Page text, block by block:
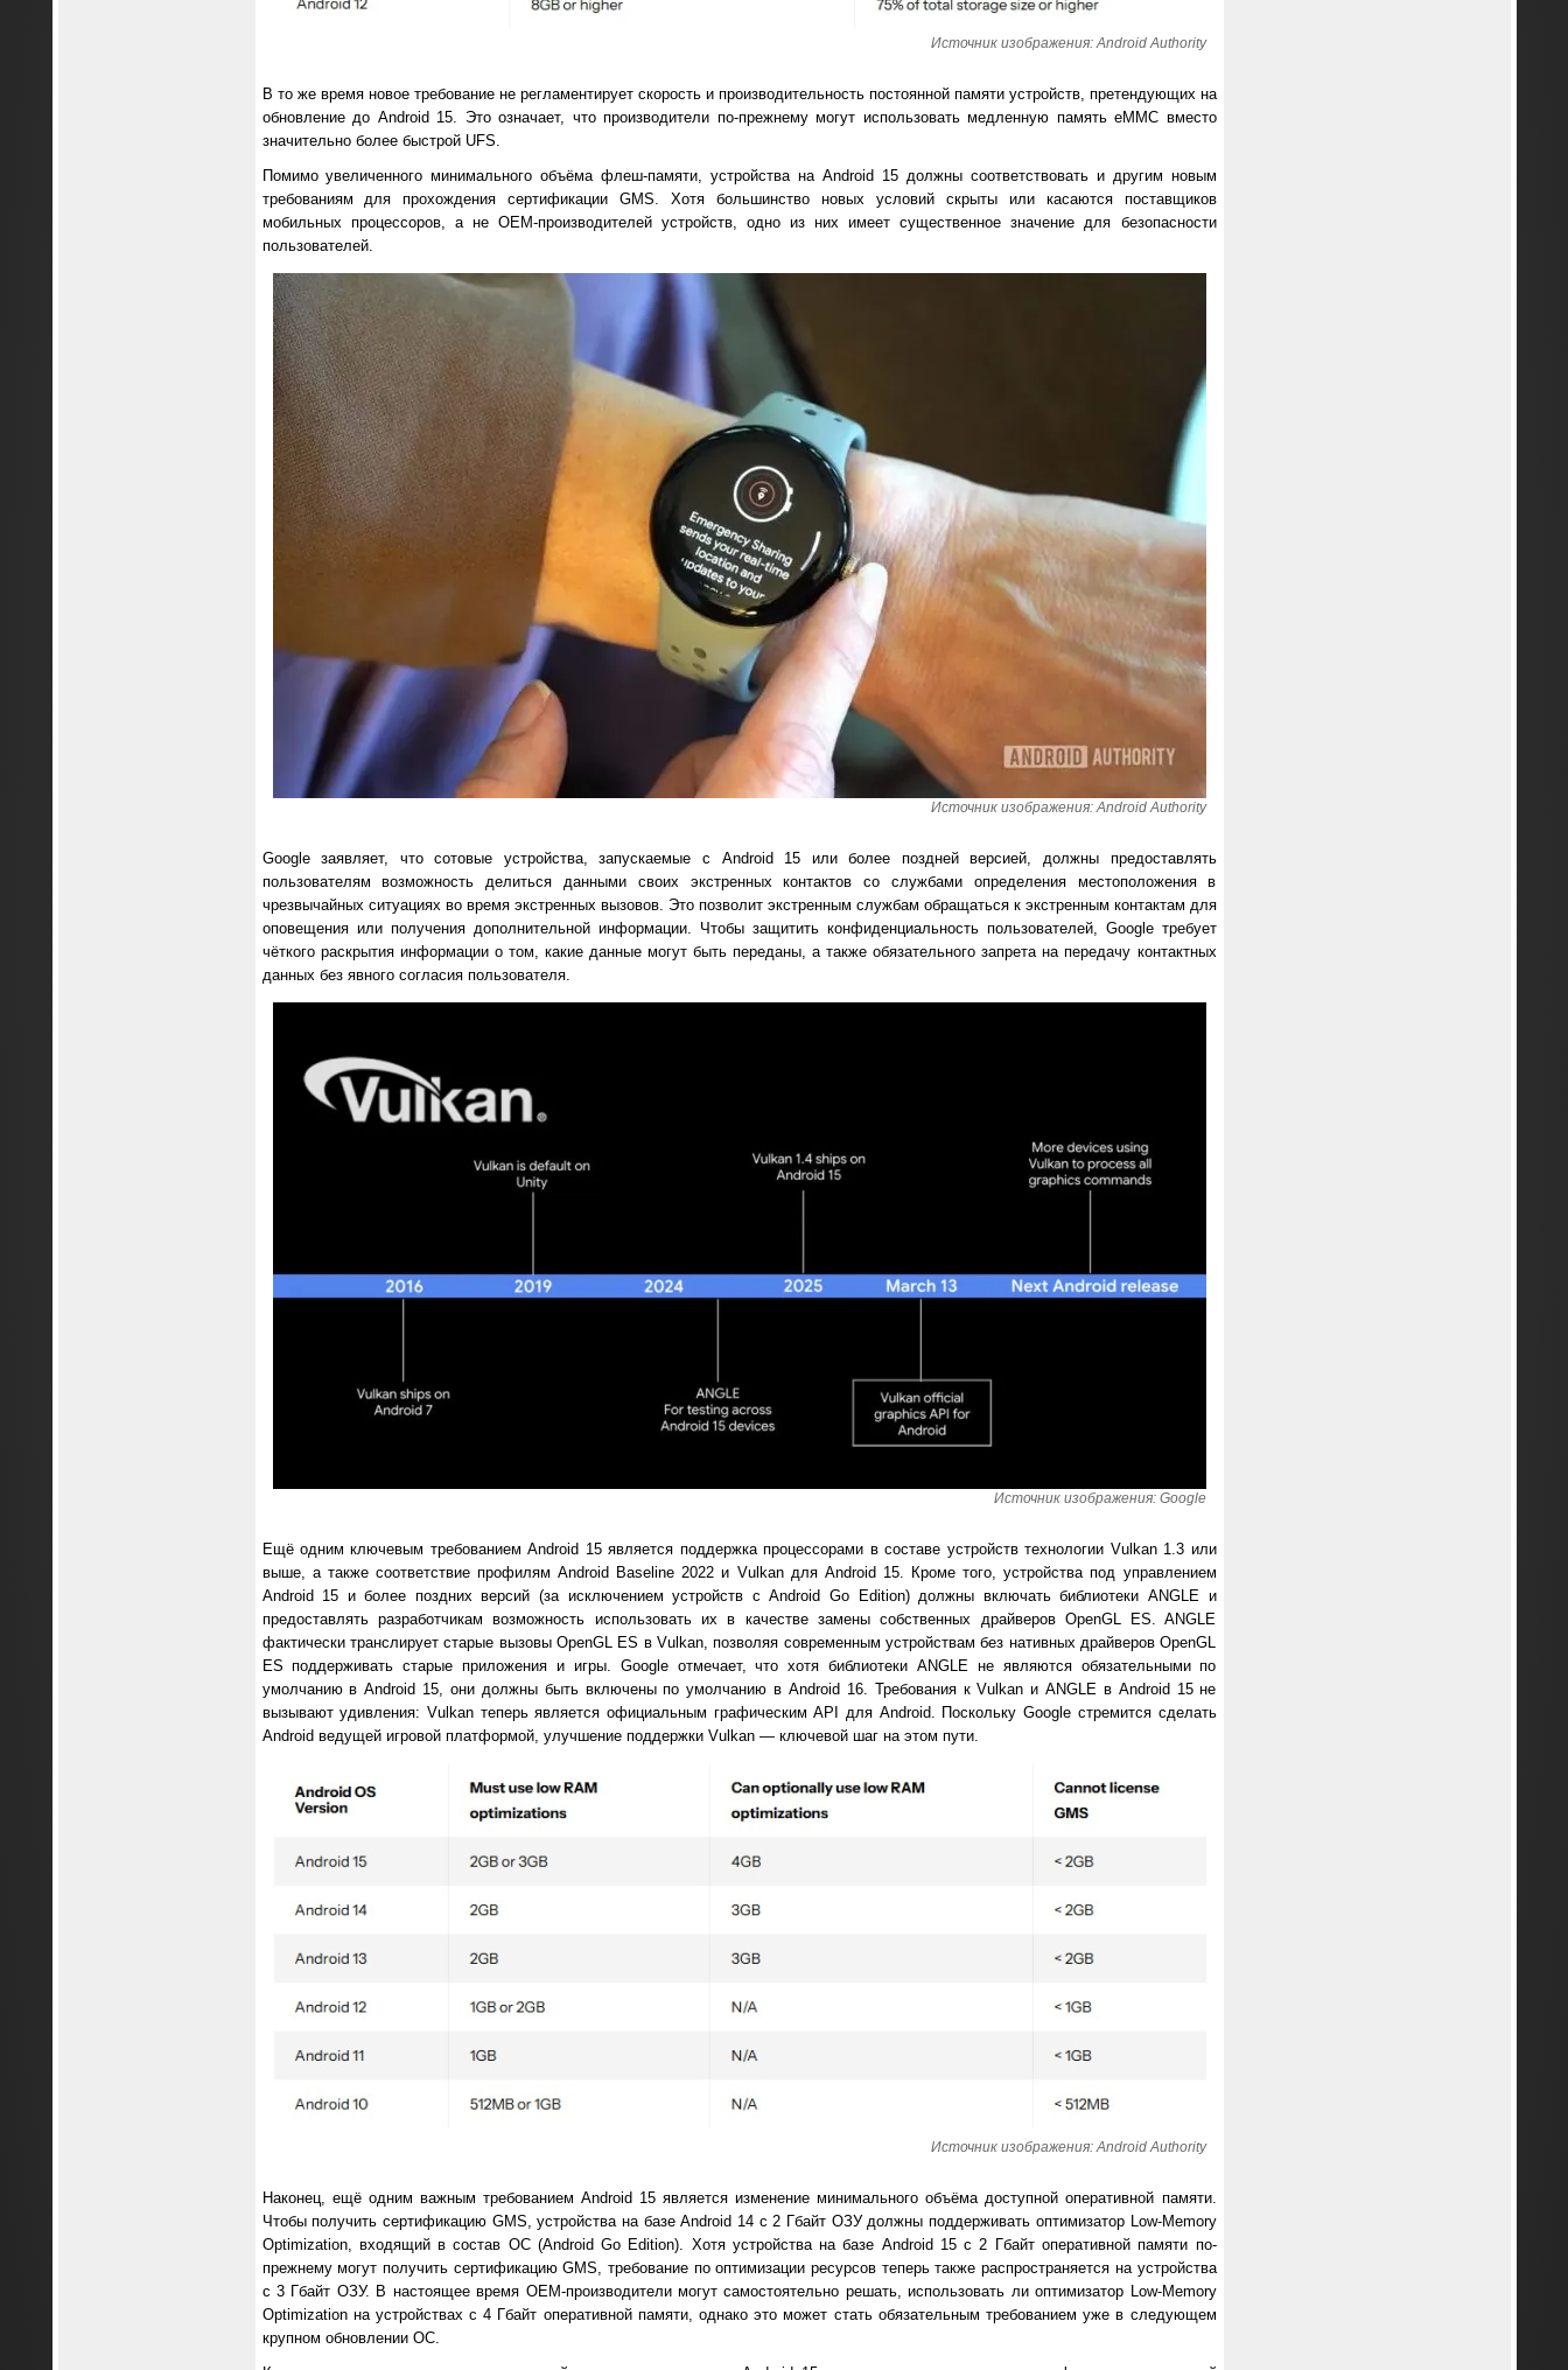
Источник изображения: Android Authority
В то же время новое требование не регламентирует скорость и производительность постоянной памяти устройств, претендующих на
обновление до Android 15. Это означает, что производители по-прежнему могут использовать медленную память eMMC вместо
значительно более быстрой UFS.
Помимо увеличенного минимального объёма флеш-памяти, устройства на Android 15 должны соответствовать и другим новым
требованиям для прохождения сертификации GMS. Хотя большинство новых условий скрыты или касаются поставщиков
мобильных процессоров, а не OEM-производителей устройств, одно из них имеет существенное значение для безопасности
пользователей.
Источник изображения: Android Authority
Google заявляет, что сотовые устройства, запускаемые с Android 15 или более поздней версией, должны предоставлять
пользователям возможность делиться данными своих экстренных контактов со службами определения местоположения в
чрезвычайных ситуациях во время экстренных вызовов. Это позволит экстренным службам обращаться к экстренным контактам для
оповещения или получения дополнительной информации. Чтобы защитить конфиденциальность пользователей, Google требует
чёткого раскрытия информации о том, какие данные могут быть переданы, а также обязательного запрета на передачу контактных
данных без явного согласия пользователя.
Источник изображения: Google
Ещё одним ключевым требованием Android 15 является поддержка процессорами в составе устройств технологии Vulkan 1.3 или
выше, а также соответствие профилям Android Baseline 2022 и Vulkan для Android 15. Кроме того, устройства под управлением
Android 15 и более поздних версий (за исключением устройств с Android Go Edition) должны включать библиотеки ANGLE и
предоставлять разработчикам возможность использовать их в качестве замены собственных драйверов OpenGL ES. ANGLE
фактически транслирует старые вызовы OpenGL ES в Vulkan, позволяя современным устройствам без нативных драйверов OpenGL
ES поддерживать старые приложения и игры. Google отмечает, что хотя библиотеки ANGLE не являются обязательными по
умолчанию в Android 15, они должны быть включены по умолчанию в Android 16. Требования к Vulkan и ANGLE в Android 15 не
вызывают удивления: Vulkan теперь является официальным графическим API для Android. Поскольку Google стремится сделать
Android ведущей игровой платформой, улучшение поддержки Vulkan — ключевой шаг на этом пути.
Источник изображения: Android Authority
Наконец, ещё одним важным требованием Android 15 является изменение минимального объёма доступной оперативной памяти.
Чтобы получить сертификацию GMS, устройства на базе Android 14 с 2 Гбайт ОЗУ должны поддерживать оптимизатор Low-Memory
Optimization, входящий в состав ОС (Android Go Edition). Хотя устройства на базе Android 15 с 2 Гбайт оперативной памяти по-
прежнему могут получить сертификацию GMS, требование по оптимизации ресурсов теперь также распространяется на устройства
с 3 Гбайт ОЗУ. В настоящее время OEM-производители могут самостоятельно решать, использовать ли оптимизатор Low-Memory
Optimization на устройствах с 4 Гбайт оперативной памяти, однако это может стать обязательным требованием уже в следующем
крупном обновлении ОС.